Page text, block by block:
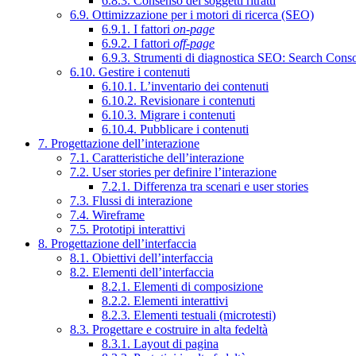
6.9. Ottimizzazione per i motori di ricerca (SEO)
6.9.1. I fattori on-page
6.9.2. I fattori off-page
6.9.3. Strumenti di diagnostica SEO: Search
6.10. Gestire i contenuti
6.10.1. L’inventario dei contenuti
6.10.2. Revisionare i contenuti
6.10.3. Migrare i contenuti
6.10.4. Pubblicare i contenuti
7. Progettazione dell’interazione
7.1. Caratteristiche dell’interazione
7.2. User stories per definire l’interazione
7.2.1. Differenza tra scenari e user stories
7.3. Flussi di interazione
7.4. Wireframe
7.5. Prototipi interattivi
8. Progettazione dell’interfaccia
8.1. Obiettivi dell’interfaccia
8.2. Elementi dell’interfaccia
8.2.1. Elementi di composizione
8.2.2. Elementi interattivi
8.2.3. Elementi testuali (microtesti)
8.3. Progettare e costruire in alta fedeltà
8.3.1. Layout di pagina